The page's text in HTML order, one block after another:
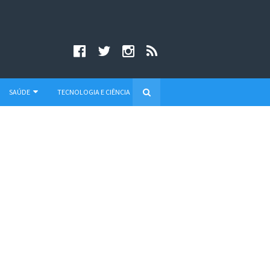
SAÚDE TECNOLOGIA E CIÊNCIA